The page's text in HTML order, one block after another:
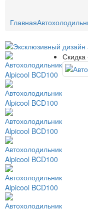
Главная
Скидка